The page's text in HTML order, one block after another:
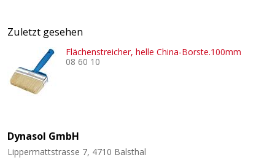
Zuletzt gesehen
Flächenstreicher, helle China-Borste.100mm
08 60 10
Dynasol GmbH
Lippermattstrasse 7, 4710 Balsthal